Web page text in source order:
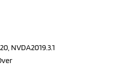
NVDA2019.3.1